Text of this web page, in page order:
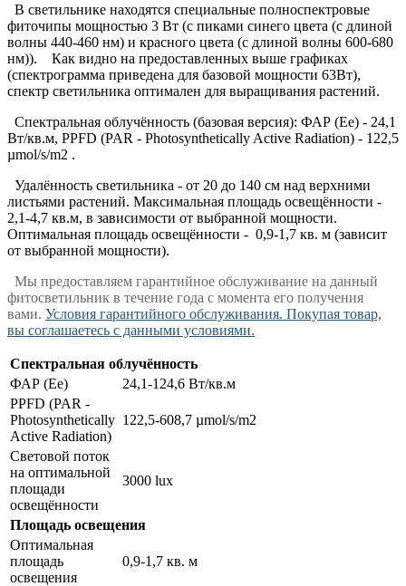
В светильнике находятся специальные полноспектровые
фиточипы мощностью 3 Вт (с пиками синего цвета (с длиной
волны 440-460 нм) и красного цвета (с длиной волны 600-680
нм)). Как видно на предоставленных выше графиках
(спектрограмма приведена для базовой мощности 63Вт),
спектр светильника оптимален для выращивания растений.
Спектральная облучённость (базовая версия): ФАР (Ee) - 24,1
Вт/кв.м, PPFD (PAR - Photosynthetically Active Radiation) - 122,5
µmol/s/m2 .
Удалённость светильника - от 20 до 140 см над верхними
листьями растений. Максимальная площадь освещённости -
2,1-4,7 кв.м, в зависимости от выбранной мощности.
Оптимальная площадь освещённости - 0,9-1,7 кв. м (зависит
от выбранной мощности).
Мы предоставляем гарантийное обслуживание на данный
фитосветильник в течение года с момента его получения
вами. Условия гарантийного обслуживания. Покупая товар,
вы соглашаетесь с данными условиями.
Спектральная облучённость
ФАР (Ee)
24,1-124,6 Вт/кв.м
PPFD (PAR -
Photosynthetically
Active Radiation)
122,5-608,7 µmol/s/m2
Световой поток
на оптимальной
площади
освещённости
3000 lux
Площадь освещения
Оптимальная
площадь
освещения
0,9-1,7 кв. м